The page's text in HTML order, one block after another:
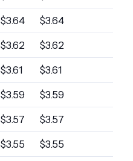
$3.64 $3.64
$3.62 $3.62
$3.61 $3.61
$3.59 $3.59
$3.57 $3.57
$3.55 $3.55